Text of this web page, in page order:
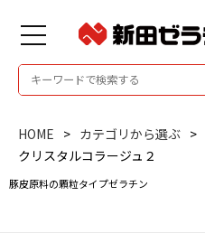
HOME カテゴリから選ぶ
クリスタルコラージュ２
豚皮原料の顆粒タイプゼラチン